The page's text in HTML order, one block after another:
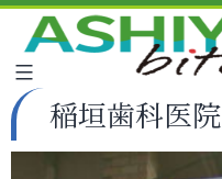
稲垣歯科医院